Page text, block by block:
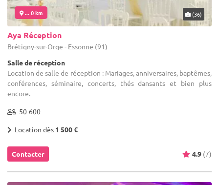
... 0 km (36)
Aya Réception
Brétigny-sur-Orge - Essonne (91)
Salle de réception
Location de salle de réception : Mariages, anniversaires, baptêmes,
conférences, séminaire, concerts, thés dansants et bien plus
encore.
50-600
Location dès 1 500 €
Contacter 4.9 (7)